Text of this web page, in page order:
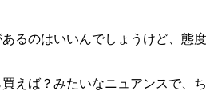
るのはいいんでしょうけど、態
みたいなニュアンスで、ちょ